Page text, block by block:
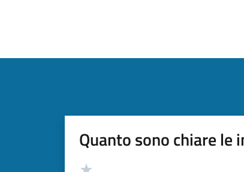
Quanto sono chiare le
Valutazione